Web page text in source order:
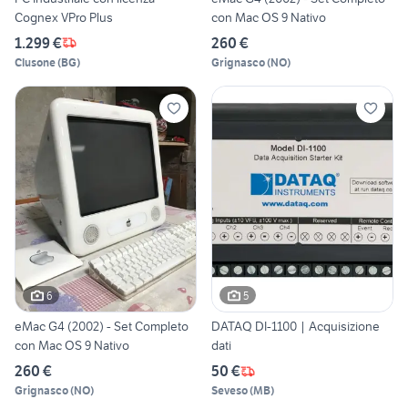
Cognex VPro Plus
1.299 €
Clusone(BG)
con Mac OS 9 Nativo
260 €
Grignasco(NO)
6
eMac G4 (2002) - Set Completo
con Mac OS 9 Nativo
260 €
Grignasco(NO)
5
DATAQ DI-1100 | Acquisizione
dati
50 €
Seveso(MB)